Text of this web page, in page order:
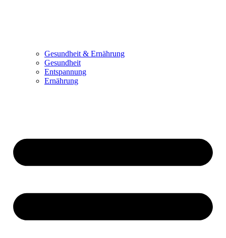
Gesundheit & Ernährung
Gesundheit
Entspannung
Ernährung